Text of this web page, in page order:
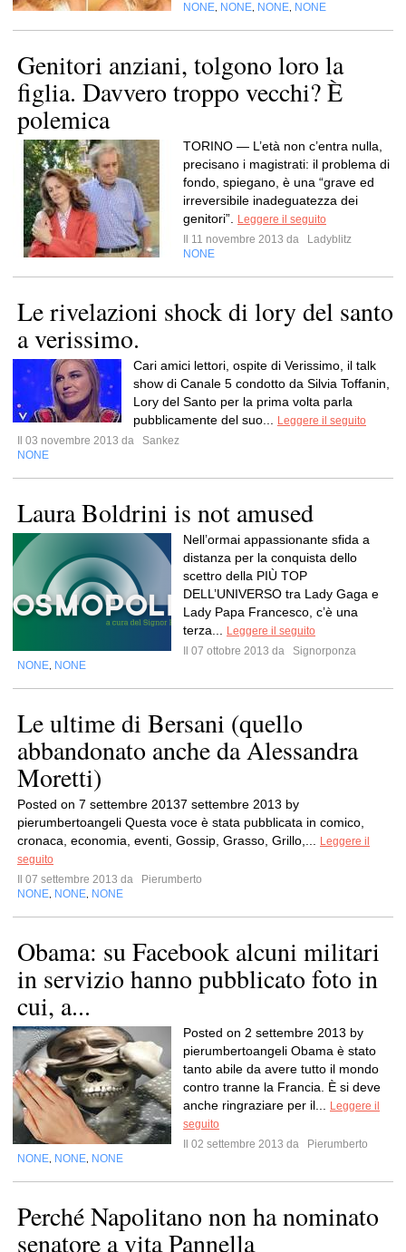
NONE NONE NONE NONE
Genitori anziani, tolgono loro la
figlia. Davvero troppo vecchi? È
polemica
TORINO — L’età non c’entra nulla,
precisano i magistrati: il problema di
fondo, spiegano, è una “grave ed
irreversibile inadeguatezza dei
genitori”.
Leggere il seguito
Il 11 novembre 2013 da
Ladyblitz
NONE
Le rivelazioni shock di lory del santo
a verissimo.
Cari amici lettori, ospite di Verissimo, il talk
show di Canale 5 condotto da Silvia Toffanin,
Lory del Santo per la prima volta parla
pubblicamente del suo...
Leggere il seguito
Il 03 novembre 2013 da
Sankez
NONE
Laura Boldrini is not amused
Nell’ormai appassionante sfida a
distanza per la conquista dello
scettro della PIÙ TOP
DELL’UNIVERSO tra Lady Gaga e
Lady Papa Francesco, c’è una
terza...
Leggere il seguito
Il 07 ottobre 2013 da
Signorponza
NONE NONE
Le ultime di Bersani (quello
abbandonato anche da Alessandra
Moretti)
Posted on 7 settembre 20137 settembre 2013 by
pierumbertoangeli Questa voce è stata pubblicata in comico,
cronaca, economia, eventi, Gossip, Grasso, Grillo,...
Leggere il
seguito
Il 07 settembre 2013 da
Pierumberto
NONE NONE NONE
Obama: su Facebook alcuni militari
in servizio hanno pubblicato foto in
cui, a...
Posted on 2 settembre 2013 by
pierumbertoangeli Obama è stato
tanto abile da avere tutto il mondo
contro tranne la Francia. È si deve
anche ringraziare per il...
Leggere il
seguito
Il 02 settembre 2013 da
Pierumberto
NONE NONE NONE
Perché Napolitano non ha nominato
senatore a vita Pannella